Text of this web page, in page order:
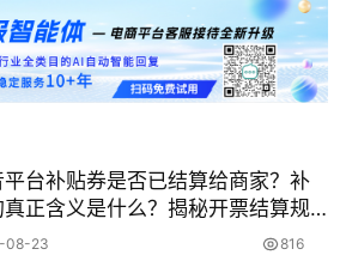
平台补贴券是否已结算给商家？补
真正含义是什么？揭秘开票结算规
平台吸引流量、扶持商家的深层逻
08-23 816